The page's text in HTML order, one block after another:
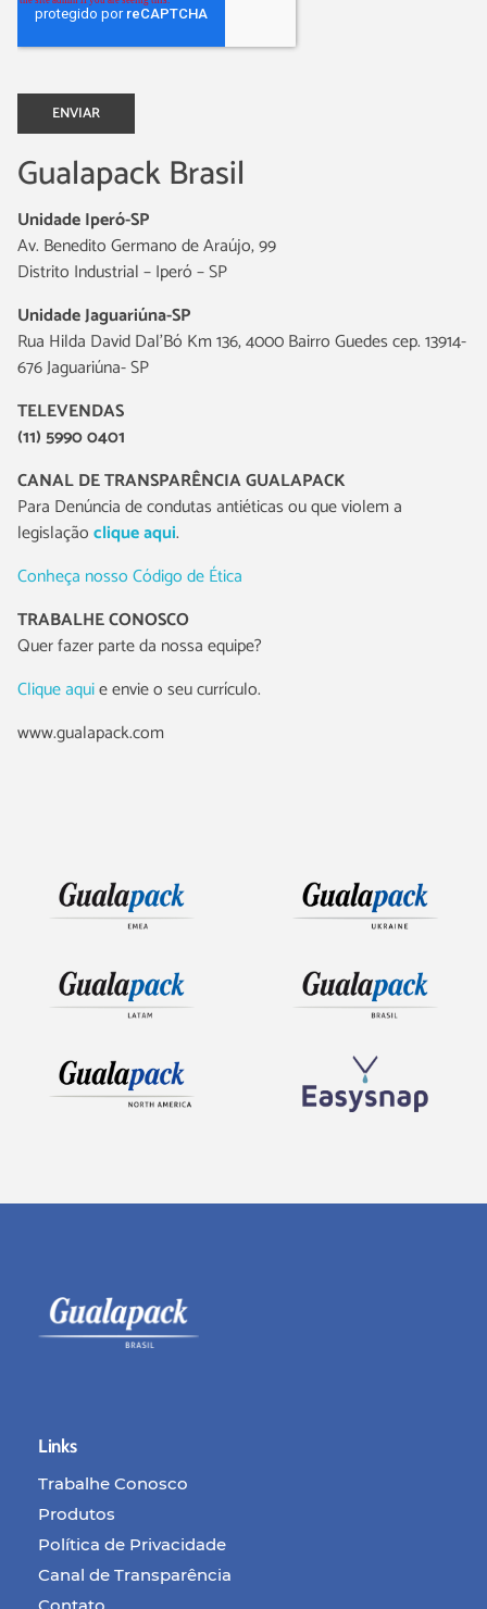
Gualapack Brasil
Unidade Iperó-SP
Av. Benedito Germano de Araújo, 99
Distrito Industrial – Iperó – SP
Unidade Jaguariúna-SP
Rua Hilda David Dal’Bó Km 136, 4000 Bairro Guedes cep. 13914-
676 Jaguariúna- SP
TELEVENDAS
(11) 5990 0401
CANAL DE TRANSPARÊNCIA GUALAPACK
Para Denúncia de condutas antiéticas ou que violem a
legislaçãoclique aqui.
Conheça nosso Código de Ética
TRABALHE CONOSCO
Quer fazer parte da nossa equipe?
Clique aquie envie o seu currículo.
www.gualapack.com
Links
Trabalhe Conosco
Produtos
Política de Privacidade
Canal de Transparência